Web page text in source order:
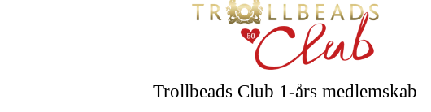
Trollbeads Club 1-års medlemskab